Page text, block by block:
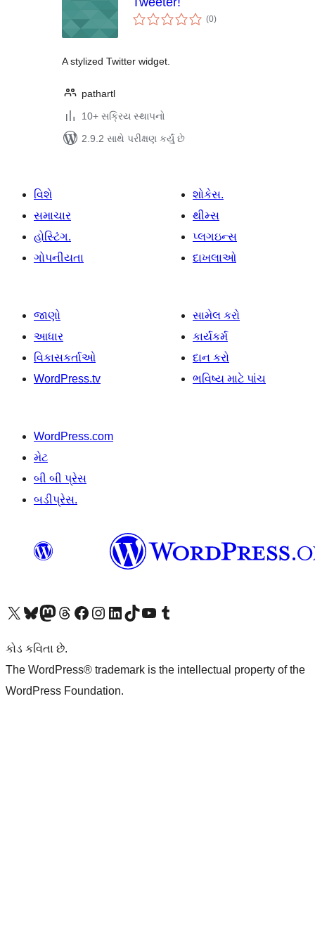
(0કુલ
રેટિંગ્સ
)
A stylized Twitter widget.
pathartl
10+ સક્રિય સ્થાપનો
2.9.2 સાથે પરીક્ષણ કર્યું છે
વિશે
સમાચાર
હોસ્ટિંગ.
ગોપનીયતા
શોકેસ.
થીમ્સ
પ્લગઇન્સ
દાખલાઓ
જાણો
આધાર
વિકાસકર્તાઓ
WordPress.tv
સામેલ કરો
કાર્યકર્મ
દાન કરો
ભવિષ્ય માટે પાંચ
WordPress.com
મેટ
બી બી પ્રેસ
બડીપ્રેસ.
અમારા X (અગાઉ ટ્વિટર) એકાઉન્ટની મુલાકાત લોઅમારા Bluesky એકાઉન્ટની મુલાકાત લોઅમારા માસ્ટોડોન એકાઉન્ટની મુલાકાત લોઅમારા Threads એકાઉન્ટની મુલાકાત લો અમારા ફેસબુક પેજની મુલાકાત લોઅમારા ઇન્સ્ટાગ્રામ એકાઉન્ટની મુલાકાત લો અમારા LinkedIn એકાઉન્ટની મુલાકાત લોઅમારા TikTok એકાઉન્ટની મુલાકાત લોઅમારી YouTube ચેનલની મુલાકાત લો અમારા Tumblr એકાઉન્ટની મુલાકાત લો
કોડ કવિતા છે.
The WordPress® trademark is the intellectual property of the
WordPress Foundation.